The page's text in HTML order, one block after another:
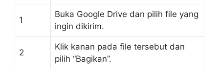
1
Buka Google Drive dan pilih file yang
ingin dikirim.
2
Klik kanan pada file tersebut dan
pilih “Bagikan”.